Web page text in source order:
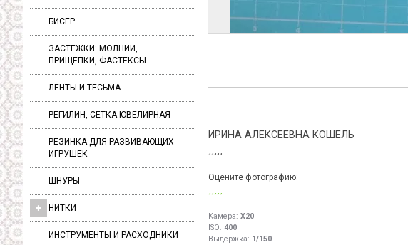
БИСЕР
ЗАСТЕЖКИ: МОЛНИИ,
ПРИЩЕПКИ, ФАСТЕКСЫ
ЛЕНТЫ И ТЕСЬМА
РЕГИЛИН, СЕТКА ЮВЕЛИРНАЯ
РЕЗИНКА ДЛЯ РАЗВИВАЮЩИХ
ИГРУШЕК
ШНУРЫ
НИТКИ
ИНСТРУМЕНТЫ И РАСХОДНИКИ
ИРИНА АЛЕКСЕЕВНА КОШЕЛЬ
Оцените фотографию:
Камера: X20
ISO: 400
Выдержка: 1/150